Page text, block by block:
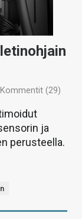
Kommentit (29)
ja
perusteella.